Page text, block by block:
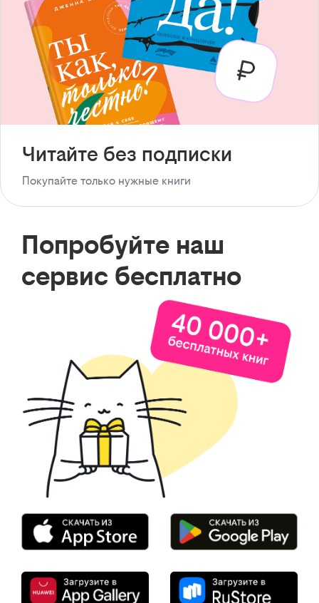
Читайте без подписки
Покупайте только нужные книги
Попробуйте наш
сервис бесплатно